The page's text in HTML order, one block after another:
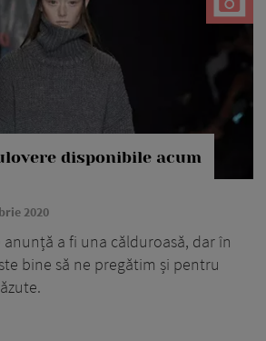
disponibile acum
2020
anunță a fi una călduroasă, dar în
bine să ne pregătim și pentru